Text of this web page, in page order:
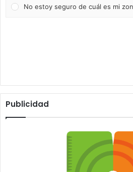
No estoy seguro de cuál es mi
Publicidad